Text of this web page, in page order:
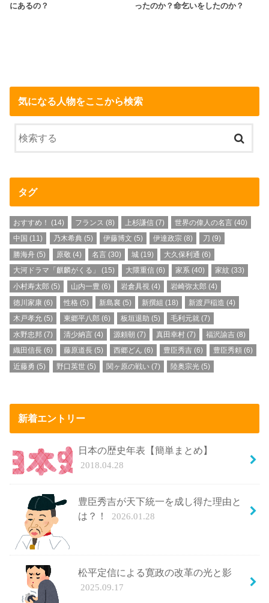
にあるの？
ったのか？命乞いをしたのか？
気になる人物をここから検索
タグ
おすすめ！ (14) フランス (8) 上杉謙信(7) 世界の偉人の名言 (40)
中国 (11) 乃木希典(5) 伊藤博文 (5) 伊達政宗 (8) 刀 (9)
勝海舟 (5) 原敬 (4) 名言(30) 城 (19) 大久保利通 (6)
大河ドラマ「麒麟がくる」
(15) 大隈重信(6) 家系(40) 家紋 (33)
小村寿太郎 (5) 山内一豊 (6) 岩倉具視(4) 岩崎弥太郎 (4)
徳川家康 (6) 性格 (5) 新島襄 (5) 新撰組 (18) 新渡戸稲造 (4)
木戸孝允 (5) 東郷平八郎 (6) 板垣退助 (5) 毛利元就 (7)
水野忠邦 (7) 清少納言(4) 源頼朝 (7) 真田幸村 (7) 福沢諭吉 (8)
織田信長 (6) 藤原道長(5) 西郷どん (6) 豊臣秀吉 (6) 豊臣秀頼 (6)
近藤勇 (5) 野口英世(5) 関ヶ原の戦い(7) 陸奥宗光 (5)
新着エントリー
日本の歴史年表【簡単まとめ】
2018.04.28
豊臣秀吉が天下統一を成し得た理由と
は？！
2026.01.28
松平定信による寛政の改革の光と影
2025.09.17